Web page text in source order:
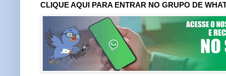
CLIQUE AQUI PARA ENTRAR NO GRUPO DE